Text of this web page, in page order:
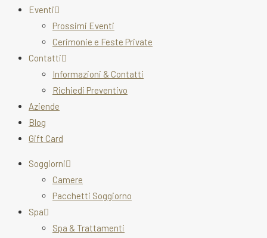
Eventi
Prossimi Eventi
Cerimonie e Feste Private
Contatti
Informazioni & Contatti
Richiedi Preventivo
Aziende
Blog
Gift Card
Soggiorni
Camere
Pacchetti Soggiorno
Spa
Spa & Trattamenti